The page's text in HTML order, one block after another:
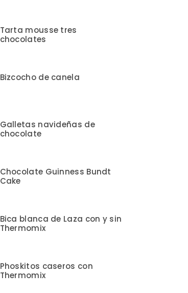
Tarta mousse tres
chocolates
Bizcocho de canela
Galletas navideñas de
chocolate
Chocolate Guinness Bundt
Cake
Bica blanca de Laza con y sin
Thermomix
Phoskitos caseros con
Thermomix